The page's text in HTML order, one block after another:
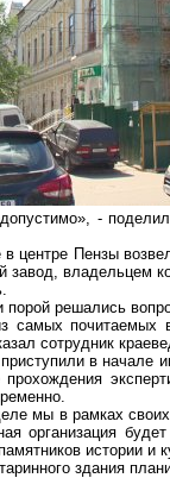
-
центре Пензы
завод, владельцем
порой решались
самых почитаемых
сотрудник
в
мы в рамках
организация
истории и
здания